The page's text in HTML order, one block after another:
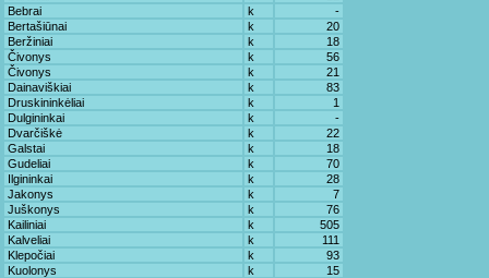
Bebrai
k
-
Bertašiūnai
k
20
Beržiniai
k
18
Čivonys
k
56
Čivonys
k
21
Dainaviškiai
k
83
Druskininkėliai
k
1
Dulgininkai
k
-
Dvarčiškė
k
22
Galstai
k
18
Gudeliai
k
70
Ilgininkai
k
28
Jakonys
k
7
Juškonys
k
76
Kailiniai
k
505
Kalveliai
k
111
Klepočiai
k
93
Kuolonys
k
15